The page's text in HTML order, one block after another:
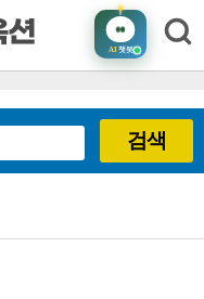
AI챗봇
검색